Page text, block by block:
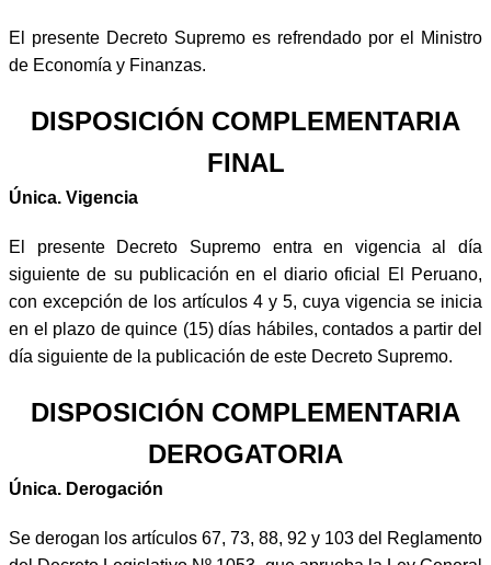
El presente Decreto Supremo es refrendado por el Ministro
de Economía y Finanzas.
DISPOSICIÓN COMPLEMENTARIA
FINAL
Única. Vigencia
El presente Decreto Supremo entra en vigencia al día
siguiente de su publicación en el diario oficial El Peruano,
con excepción de los artículos 4 y 5, cuya vigencia se inicia
en el plazo de quince (15) días hábiles, contados a partir del
día siguiente de la publicación de este Decreto Supremo.
DISPOSICIÓN COMPLEMENTARIA
DEROGATORIA
Única. Derogación
Se derogan los artículos 67, 73, 88, 92 y 103 del Reglamento